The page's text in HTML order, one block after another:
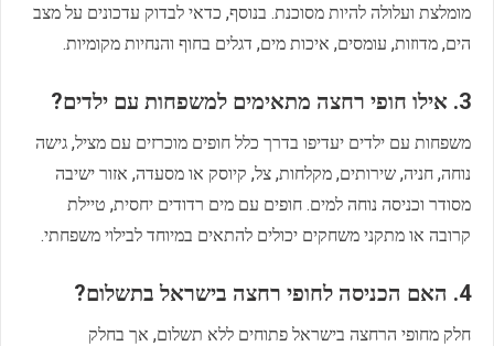
מומלצת ועלולה להיות מסוכנת. בנוסף, כדאי לבדוק עדכונים על מצב
הים, מדוזות, עומסים, איכות מים, דגלים בחוף והנחיות מקומיות.
3. אילו חופי רחצה מתאימים למשפחות עם ילדים?
משפחות עם ילדים יעדיפו בדרך כלל חופים מוכרזים עם מציל, גישה
נוחה, חניה, שירותים, מקלחות, צל, קיוסק או מסעדה, אזור ישיבה
מסודר וכניסה נוחה למים. חופים עם מים רדודים יחסית, טיילת
קרובה או מתקני משחקים יכולים להתאים במיוחד לבילוי משפחתי.
4. האם הכניסה לחופי רחצה בישראל בתשלום?
חלק מחופי הרחצה בישראל פתוחים ללא תשלום, אך בחלק